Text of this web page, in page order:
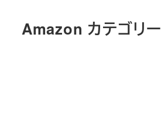
Amazon カテゴリ